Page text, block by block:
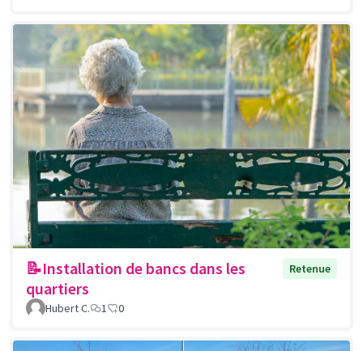
📝Installation de bancs dans les
quartiers
Retenue
Hubert C. 1 0